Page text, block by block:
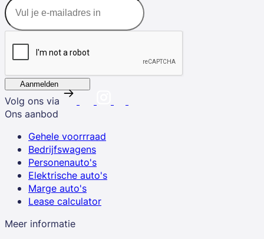
Aanmelden
Volg ons via
Ons aanbod
Gehele voorrraad
Bedrijfswagens
Personenauto's
Elektrische auto's
Marge auto's
Lease calculator
Meer informatie